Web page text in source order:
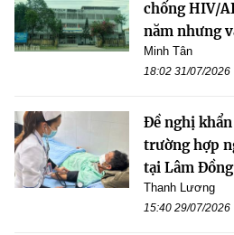
chống HIV/
năm nhưng
Minh Tân
18:02 31/07/2026
Đề nghị
trường hợp
tại Lâm Đồng
Thanh Lương
15:40 29/07/2026